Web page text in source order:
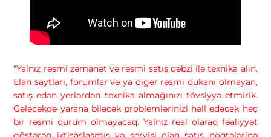
"Yalnız rəsmi zəmanət və rəsmi satış qəbzi ilə texnika alın.
Elan saytları, forumlar və ya digər rəsmi dükanı olmayan,
satış edən yerlərdən texnika almağınızı tövsiyyə etmirik.
Gələcəkdə yarana biləcək problemlərinizi həll edəcək heç
bir rəsmi qurum olmayacaq. Yalnız real olaraq fəaliyyət